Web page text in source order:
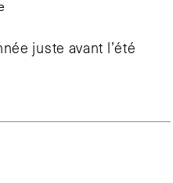
juste avant l’été